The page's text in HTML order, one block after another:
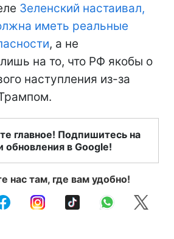
Зеленский настаивал,
иметь реальные
, а не
на то, что РФ якобы о
наступления из-за
главное! Подпишитесь на
обновления в Google!
нас там, где вам удобно!